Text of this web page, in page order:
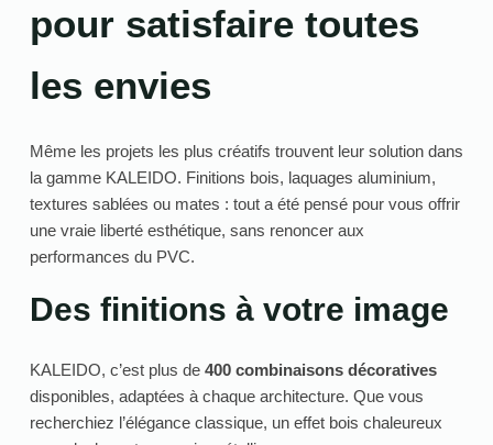
pour satisfaire toutes
les envies
Même les projets les plus créatifs trouvent leur solution dans
la gamme KALEIDO. Finitions bois, laquages aluminium,
textures sablées ou mates : tout a été pensé pour vous offrir
une vraie liberté esthétique, sans renoncer aux
performances du PVC.
Des finitions à votre image
KALEIDO, c’est plus de 400 combinaisons décoratives
disponibles, adaptées à chaque architecture. Que vous
recherchiez l’élégance classique, un effet bois chaleureux